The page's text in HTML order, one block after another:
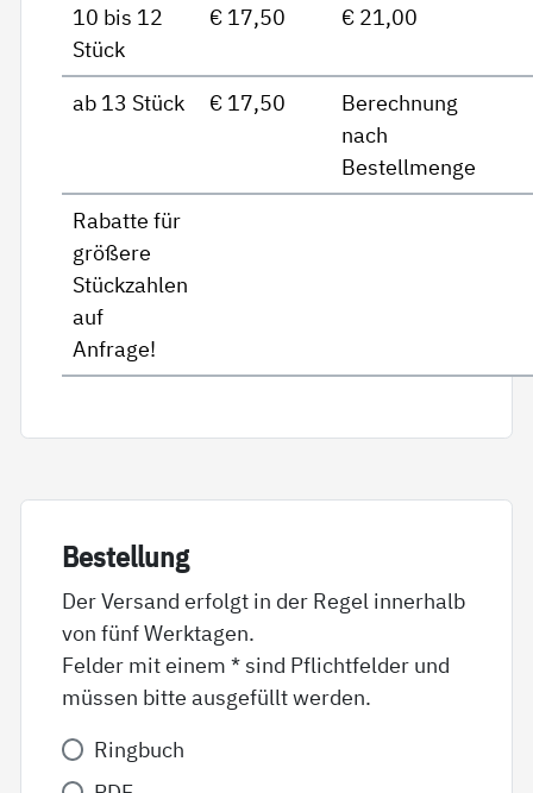
10 bis 12
Stück
€ 17,50 € 21,00
ab 13 Stück € 17,50
Berechnung
nach
Bestellmenge
Rabatte für
größere
Stückzahlen
auf
Anfrage!
Be­stel­lung
Der Versand erfolgt in der Regel innerhalb
von fünf Werktagen.
Felder mit einem * sind Pflichtfelder und
müssen bitte ausgefüllt werden.
Variante*
Ringbuch